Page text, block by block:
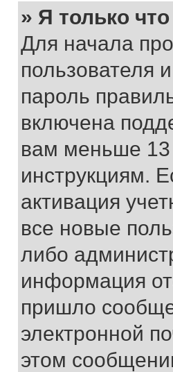
» Я только
Для начала
пользователя
пароль
включена
вам меньше 13
инструкциям.
активация
все новые
либо
информация
пришло
электронной
этом